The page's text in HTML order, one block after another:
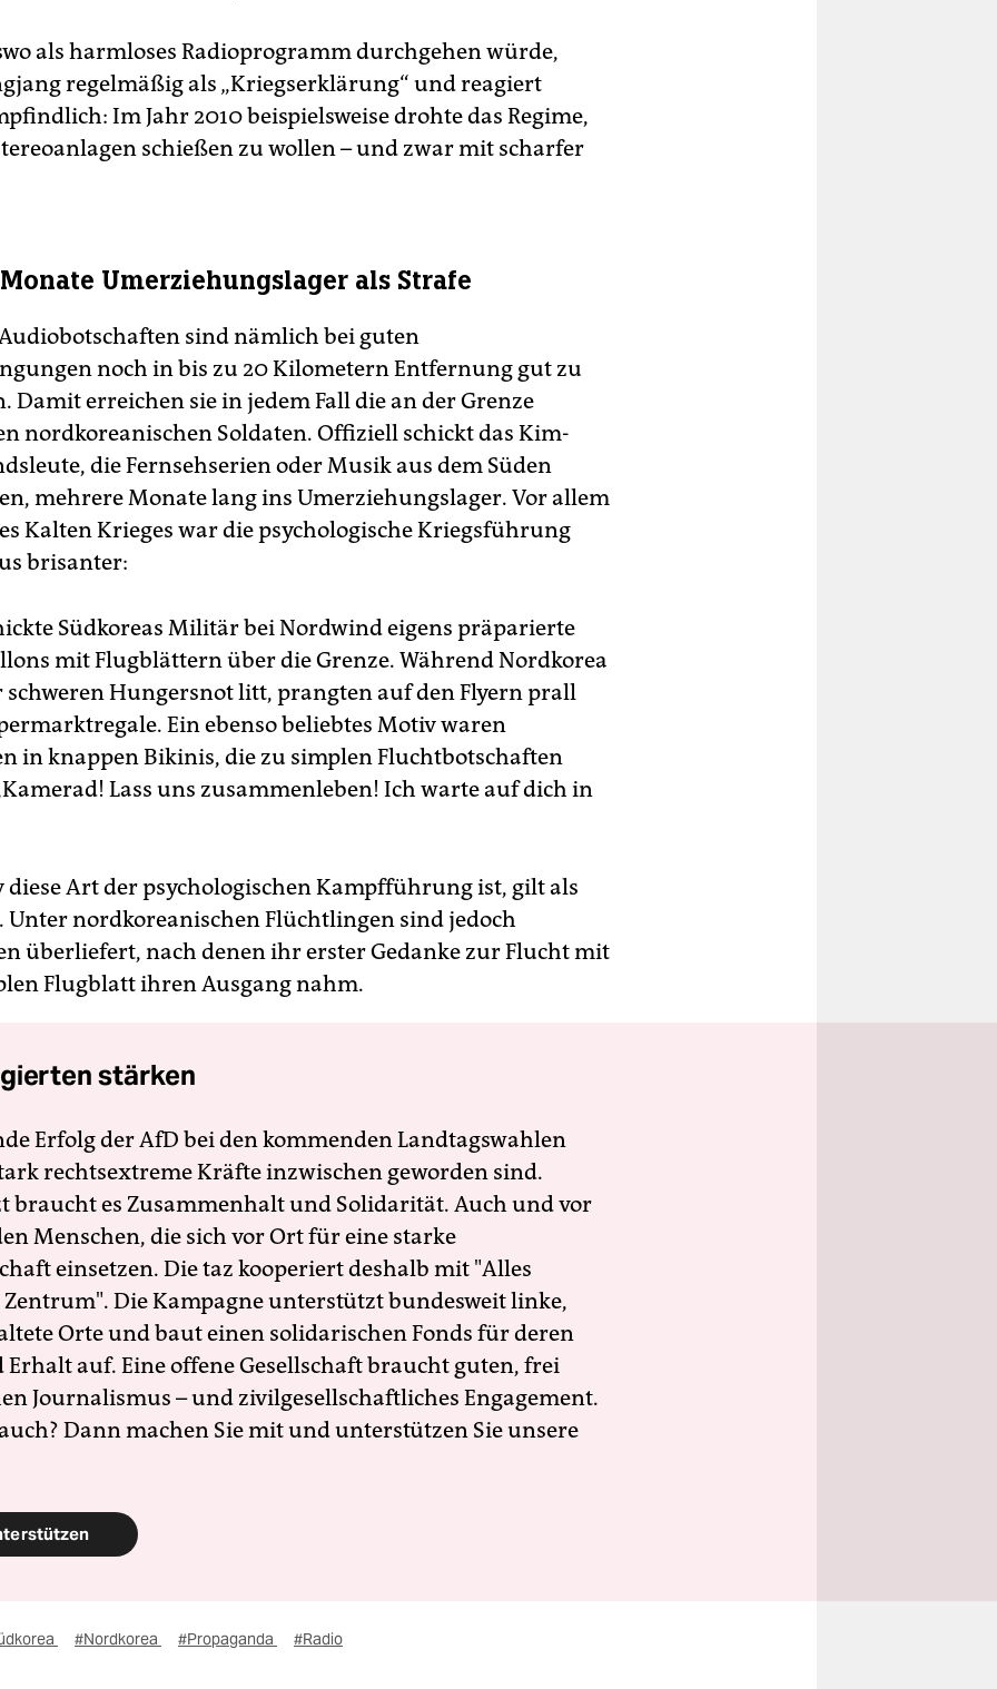
als harmloses Radioprogramm durchgehen würde,
regelmäßig als „Kriegserklärung“ und reagiert
Im Jahr 2010 beispielsweise drohte das Regime,
schießen zu wollen – und zwar mit scharfer
Umerziehungslager als Strafe
sind nämlich bei guten
noch in bis zu 20 Kilometern Entfernung gut zu
Damit erreichen sie in jedem Fall die an der Grenze
nordkoreanischen Soldaten. Offiziell schickt das Kim-
die Fernsehserien oder Musik aus dem Süden
mehrere Monate lang ins Umerziehungslager. Vor allem
Kalten Krieges war die psychologische Kriegsführung
brisanter:
Südkoreas Militär bei Nordwind eigens präparierte
mit Flugblättern über die Grenze. Während Nordkorea
Hungersnot litt, prangten auf den Flyern prall
Ein ebenso beliebtes Motiv waren
in knappen Bikinis, die zu simplen Fluchtbotschaften
Lass uns zusammenleben! Ich warte auf dich in
diese Art der psychologischen Kampfführung ist, gilt als
nordkoreanischen Flüchtlingen sind jedoch
überliefert, nach denen ihr erster Gedanke zur Flucht mit
Flugblatt ihren Ausgang nahm.
stärken
Erfolg der AfD bei den kommenden Landtagswahlen
rechtsextreme Kräfte inzwischen geworden sind.
braucht es Zusammenhalt und Solidarität. Auch und vor
Menschen, die sich vor Ort für eine starke
einsetzen. Die taz kooperiert deshalb mit "Alles
Die Kampagne unterstützt bundesweit linke,
Orte und baut einen solidarischen Fonds für deren
Erhalt auf. Eine offene Gesellschaft braucht guten, frei
Journalismus – und zivilgesellschaftliches Engagement.
Dann machen Sie mit und unterstützen Sie unsere
#Nordkorea #Propaganda #Radio